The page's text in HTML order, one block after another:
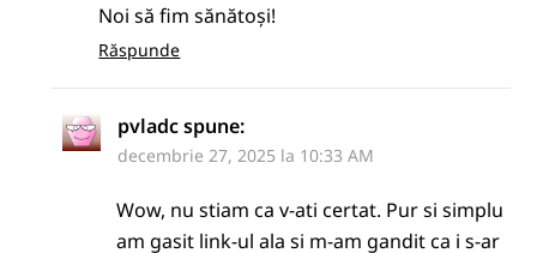
Noi să fim sănătoși!
Răspunde
pvladc spune:
decembrie 27, 2025 la 10:33 AM
Wow, nu stiam ca v-ati certat. Pur si simplu
am gasit link-ul ala si m-am gandit ca i s-ar